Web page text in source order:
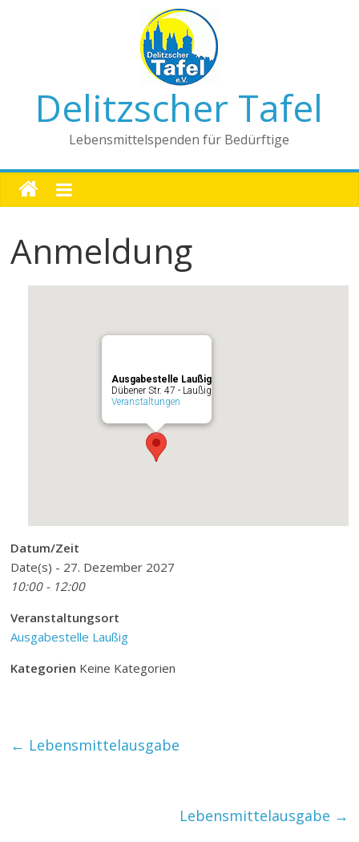
Delitzscher Tafel
Lebensmittelspenden für Bedürftige
Anmeldung
Ausgabestelle Laußig
Dübener Str. 47 - Laußig
Veranstaltungen
Datum/Zeit
Date(s) - 27. Dezember 2027
10:00 - 12:00
Veranstaltungsort
Ausgabestelle Laußig
Kategorien Keine Kategorien
← Lebensmittelausgabe
Lebensmittelausgabe →